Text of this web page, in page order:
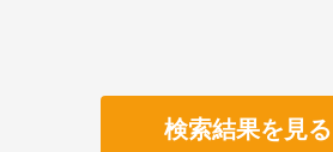
検索結果を見る